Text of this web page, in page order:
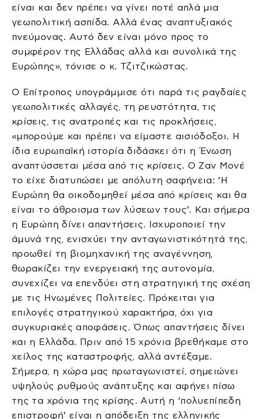
είναι και δεν πρέπει να γίνει ποτέ απλά μια
γεωπολιτική ασπίδα. Αλλά ένας αναπτυξιακός
πνεύμονας. Αυτό δεν είναι μόνο προς το
συμφέρον της Ελλάδας αλλά και συνολικά της
Ευρώπης», τόνισε ο κ. Τζιτζικώστας.
Ο Επίτροπος υπογράμμισε ότι παρά τις ραγδαίες
γεωπολιτικές αλλαγές, τη ρευστότητα, τις
κρίσεις, τις ανατροπές και τις προκλήσεις,
«μπορούμε και πρέπει να είμαστε αισιόδοξοι. Η
ίδια ευρωπαϊκή ιστορία διδάσκει ότι η Ένωση
αναπτύσσεται μέσα από τις κρίσεις. Ο Ζαν Μονέ
το είχε διατυπώσει με απόλυτη σαφήνεια: ‘Η
Ευρώπη θα οικοδομηθεί μέσα από κρίσεις και θα
είναι το άθροισμα των λύσεων τους’. Και σήμερα
η Ευρώπη δίνει απαντήσεις. Ισχυροποιεί την
άμυνά της, ενισχύει την ανταγωνιστικότητά της,
προωθεί τη βιομηχανική της αναγέννηση,
θωρακίζει την ενεργειακή της αυτονομία,
συνεχίζει να επενδύει στη στρατηγική της σχέση
με τις Ηνωμένες Πολιτείες. Πρόκειται για
επιλογές στρατηγικού χαρακτήρα, όχι για
συγκυριακές αποφάσεις. Όπως απαντήσεις δίνει
και η Ελλάδα. Πριν από 15 χρόνια βρεθήκαμε στο
χείλος της καταστροφής, αλλά αντέξαμε.
Σήμερα, η χώρα μας πρωταγωνιστεί, σημειώνει
υψηλούς ρυθμούς ανάπτυξης και αφήνει πίσω
της τα χρόνια της κρίσης. Αυτή η ‘πολυεπίπεδη
επιστροφή’ είναι η απόδειξη της ελληνικής